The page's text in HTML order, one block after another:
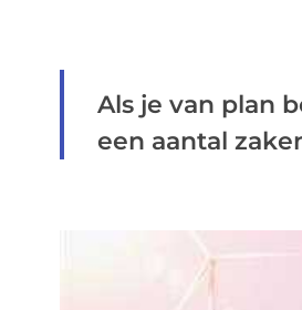
Als je van plan
een aantal